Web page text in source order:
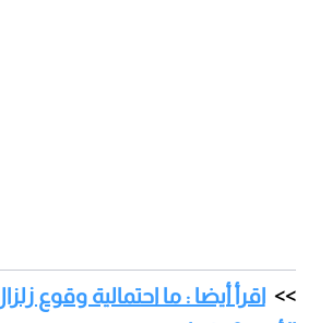
اقرأ أيضا : ما احتمالية وقوع